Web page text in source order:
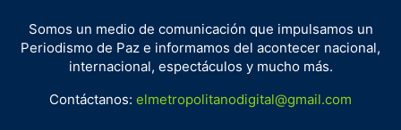
Somos un medio de comunicación que impulsamos un
Periodismo de Paz e informamos del acontecer nacional,
internacional, espectáculos y mucho más.
Contáctanos: elmetropolitanodigital@gmail.com